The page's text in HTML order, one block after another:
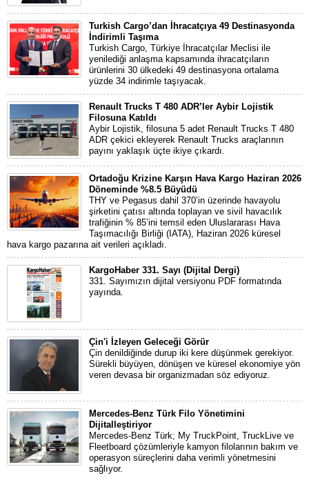
Turkish Cargo’dan İhracatçıya 49 Destinasyonda
İndirimli Taşıma
Turkish Cargo, Türkiye İhracatçılar Meclisi ile
yenilediği anlaşma kapsamında ihracatçıların
ürünlerini 30 ülkedeki 49 destinasyona ortalama
yüzde 34 indirimle taşıyacak.
Renault Trucks T 480 ADR’ler Aybir Lojistik
Filosuna Katıldı
Aybir Lojistik, filosuna 5 adet Renault Trucks T 480
ADR çekici ekleyerek Renault Trucks araçlarının
payını yaklaşık üçte ikiye çıkardı.
Ortadoğu Krizine Karşın Hava Kargo Haziran 2026
Döneminde %8.5 Büyüdü
THY ve Pegasus dahil 370’in üzerinde havayolu
şirketini çatısı altında toplayan ve sivil havacılık
trafiğinin % 85’ini temsil eden Uluslararası Hava
Taşımacılığı Birliği (IATA), Haziran 2026 küresel
hava kargo pazarına ait verileri açıkladı.
KargoHaber 331. Sayı (Dijital Dergi)
331. Sayımızın dijital versiyonu PDF formatında
yayında.
Çin'i İzleyen Geleceği Görür
Çin denildiğinde durup iki kere düşünmek gerekiyor.
Sürekli büyüyen, dönüşen ve küresel ekonomiye yön
veren devasa bir organizmadan söz ediyoruz.
Mercedes-Benz Türk Filo Yönetimini
Dijitalleştiriyor
Mercedes-Benz Türk; My TruckPoint, TruckLive ve
Fleetboard çözümleriyle kamyon filolarının bakım ve
operasyon süreçlerini daha verimli yönetmesini
sağlıyor.